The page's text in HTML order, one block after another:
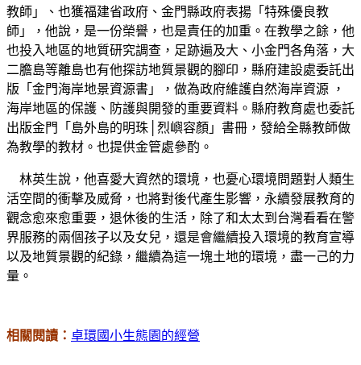
教師」、也獲福建省政府、金門縣政府表揚「特殊優良教
師」，他說，是一份榮譽，也是責任的加重。在教學之餘，他
也投入地區的地質研究調查，足跡遍及大、小金門各角落，大
二膽島等離島也有他探訪地質景觀的腳印，縣府建設處委託出
版「金門海岸地景資源書」，做為政府維護自然海岸資源 ，
海岸地區的保護、防護與開發的重要資料。縣府教育處也委託
出版金門「島外島的明珠│烈嶼容顏」書冊，發給全縣教師做
為教學的教材。也提供金管處參酌。
林英生說，他喜愛大資然的環境，也憂心環境問題對人類生
活空間的衝擊及威脅，也將對後代產生影響，永續發展教育的
觀念愈來愈重要，退休後的生活，除了和太太到台灣看看在警
界服務的兩個孩子以及女兒，還是會繼續投入環境的教育宣導
以及地質景觀的紀錄，繼續為這一塊土地的環境，盡一己的力
量。
相關閱讀： 卓環國小生態園的經營